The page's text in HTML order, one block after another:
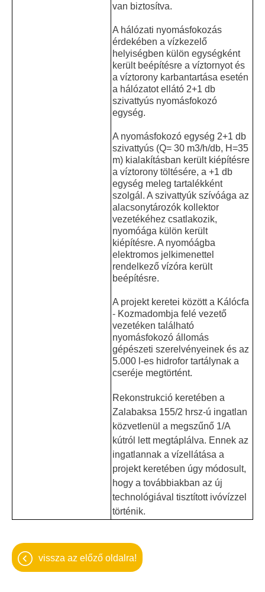
van biztosítva.
A hálózati nyomásfokozás
érdekében a vízkezelő
helyiségben külön egységként
került beépítésre a víztornyot és
a víztorony karbantartása esetén
a hálózatot ellátó 2+1 db
szivattyús nyomásfokozó
egység.
A nyomásfokozó egység 2+1 db
szivattyús (Q= 30 m3/h/db, H=35
m) kialakításban került kiépítésre
a víztorony töltésére, a +1 db
egység meleg tartalékként
szolgál. A szivattyúk szívóága az
alacsonytározók kollektor
vezetékéhez csatlakozik,
nyomóága külön került
kiépítésre. A nyomóágba
elektromos jelkimenettel
rendelkező vízóra került
beépítésre.
A projekt keretei között a Kálócfa
- Kozmadombja felé vezető
vezetéken található
nyomásfokozó állomás
gépészeti szerelvényeinek és az
5.000 l-es hidrofor tartálynak a
cseréje megtörtént.
Rekonstrukció keretében a
Zalabaksa 155/2 hrsz-ú ingatlan
közvetlenül a megszűnő 1/A
kútról lett megtáplálva. Ennek az
ingatlannak a vízellátása a
projekt keretében úgy módosult,
hogy a továbbiakban az új
technológiával tisztított ivóvízzel
történik.
vissza az előző oldalra!